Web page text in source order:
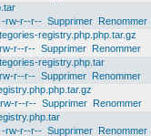
-rw-r--r-- Supprimer Renommer
registry.php.php.tar.gz
r--r-- Supprimer Renommer
registry.php.tar
r--r-- Supprimer Renommer
r--r-- Supprimer Renommer
-rw-r--r-- Supprimer Renommer